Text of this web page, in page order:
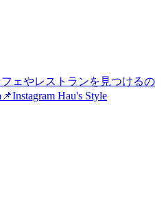
ェやレストランを見つけるの
Hau's Style